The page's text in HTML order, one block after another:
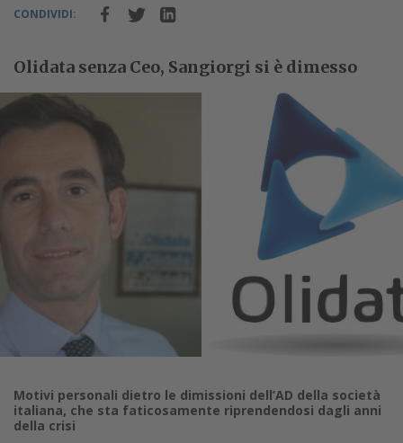
CONDIVIDI:
Olidata senza Ceo, Sangiorgi si è dimesso
Motivi personali dietro le dimissioni dell’AD della società
italiana, che sta faticosamente riprendendosi dagli anni
della crisi